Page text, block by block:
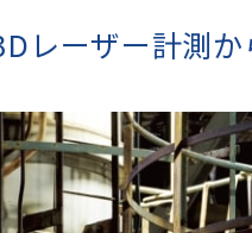
レーザー計測か